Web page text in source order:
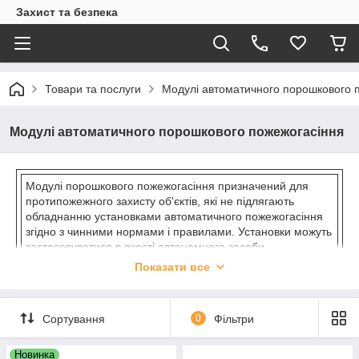
Захист та безпека
Товари та послуги Модулі автоматичного порошкового
Модулі автоматичного порошкового пожежогасіння
Модулі порошкового пожежогасіння призначений для
протипожежного захисту об'єктів, які не підлягають
обладнанню установками автоматичного пожежогасіння
згідно з чинними нормами і правилами. Установки можуть
застосовуватися в якості автономного засоби
пожежогасіння для захисту невеликих за обсягом об'єктів
(горіння рідких речовин), класу С (горіння газоподібних
речовин) згідно з ГОСТ 27331 і електроустановок, що
знаходяться під напругою до 1000 В. Установки
Показати все
Сортування 0 Фільтри
Новинка